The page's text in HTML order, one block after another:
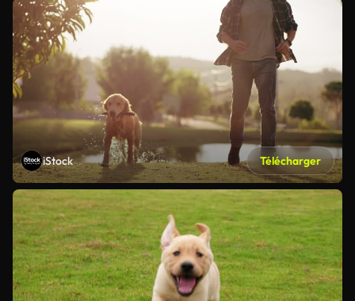
iStock Télécharger